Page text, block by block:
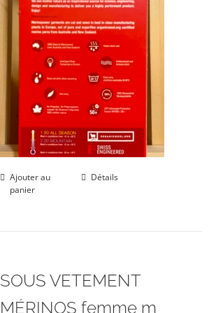
Ajouter au
panier
Détails
SOUS VETEMENT
MÉRINOS femme m